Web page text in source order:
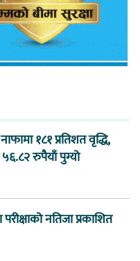
१८१ प्रतिशत वृद्धि,
रुपैयाँ पुग्यो
नतिजा प्रकाशित